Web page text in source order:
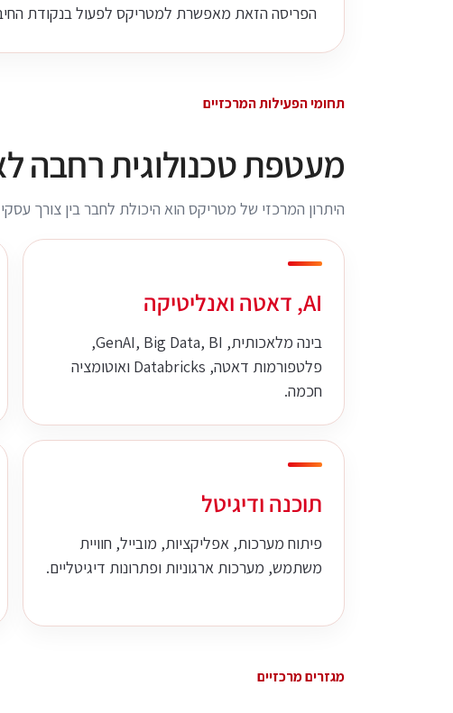
הפריסה הזאת מאפשרת למטריקס לפעול בנקודת
תחומי הפעילות המרכזיים
מעטפת טכנולוגית רחבה
היתרון המרכזי של מטריקס הוא היכולת לחבר בין צורך
AI, דאטה ואנליטיקה
בינה מלאכותית, GenAI, Big Data, BI,
פלטפורמות דאטה, Databricks ואוטומציה
חכמה.
תוכנה ודיגיטל
פיתוח מערכות, אפליקציות, מובייל, חוויית
משתמש, מערכות ארגוניות ופתרונות דיגיטליים.
מגזרים מרכזיים